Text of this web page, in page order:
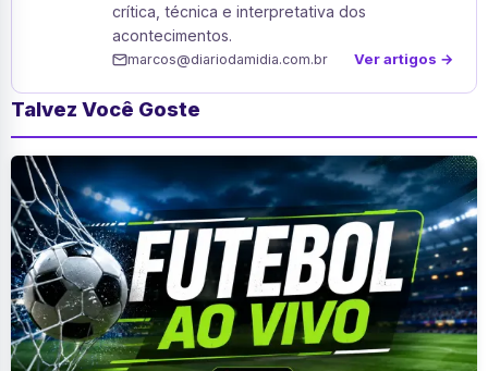
crítica, técnica e interpretativa dos
acontecimentos.
marcos@diariodamidia.com.br Ver artigos →
Talvez Você Goste